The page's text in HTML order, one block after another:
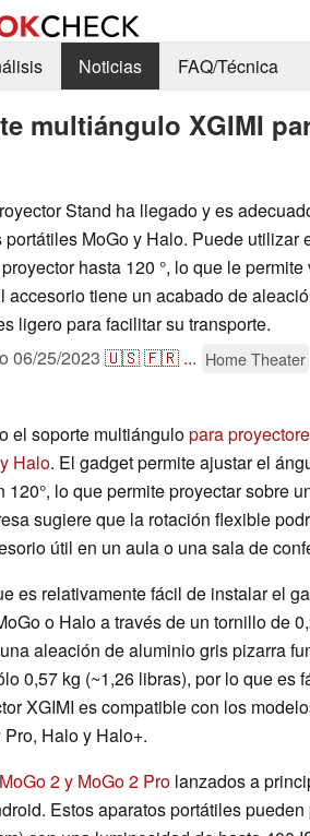
Noticias FAQ/Técnica
multiángulo XGIMI
Stand ha llegado y es
MoGo y Halo. Puede utilizar
hasta 120 °, lo que le permite
accesorio tiene un acabado de
ligero para facilitar su transporte.
06/25/2023 🇺🇸🇫🇷 ... Home Theater
el soporte multiángulopara
Halo. El gadget permite ajustar el
lo que permite proyectar sobre
sugiere que la rotación flexible
útil en un aula o una sala de
es relativamente fácil de instalar el
o Halo a través de un tornillo de
aleación de aluminio gris pizarra
0,57 kg (~1,26 libras), por lo que es
XGIMI es compatible con los
Halo y Halo+.
MoGo 2 y MoGo 2 Pro lanzados a
Estos aparatos portátiles